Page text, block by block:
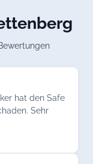
hat den Safe
Sehr